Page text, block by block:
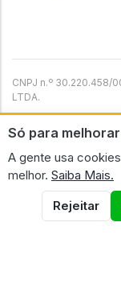
Só para
A gente usa
melhor. Saiba Mais.
Rejeitar
CNPJ n.º 30.220.458/
LTDA.
© 2026 Geral Geek